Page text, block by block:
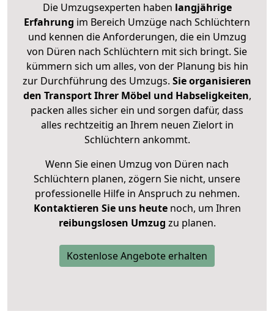
Die Umzugsexperten haben langjährige
Erfahrung im Bereich Umzüge nach Schlüchtern
und kennen die Anforderungen, die ein Umzug
von Düren nach Schlüchtern mit sich bringt. Sie
kümmern sich um alles, von der Planung bis hin
zur Durchführung des Umzugs. Sie organisieren
den Transport Ihrer Möbel und Habseligkeiten,
packen alles sicher ein und sorgen dafür, dass
alles rechtzeitig an Ihrem neuen Zielort in
Schlüchtern ankommt.
Wenn Sie einen Umzug von Düren nach
Schlüchtern planen, zögern Sie nicht, unsere
professionelle Hilfe in Anspruch zu nehmen.
Kontaktieren Sie uns heutenoch, um Ihren
reibungslosen Umzug zu planen.
Kostenlose Angebote erhalten